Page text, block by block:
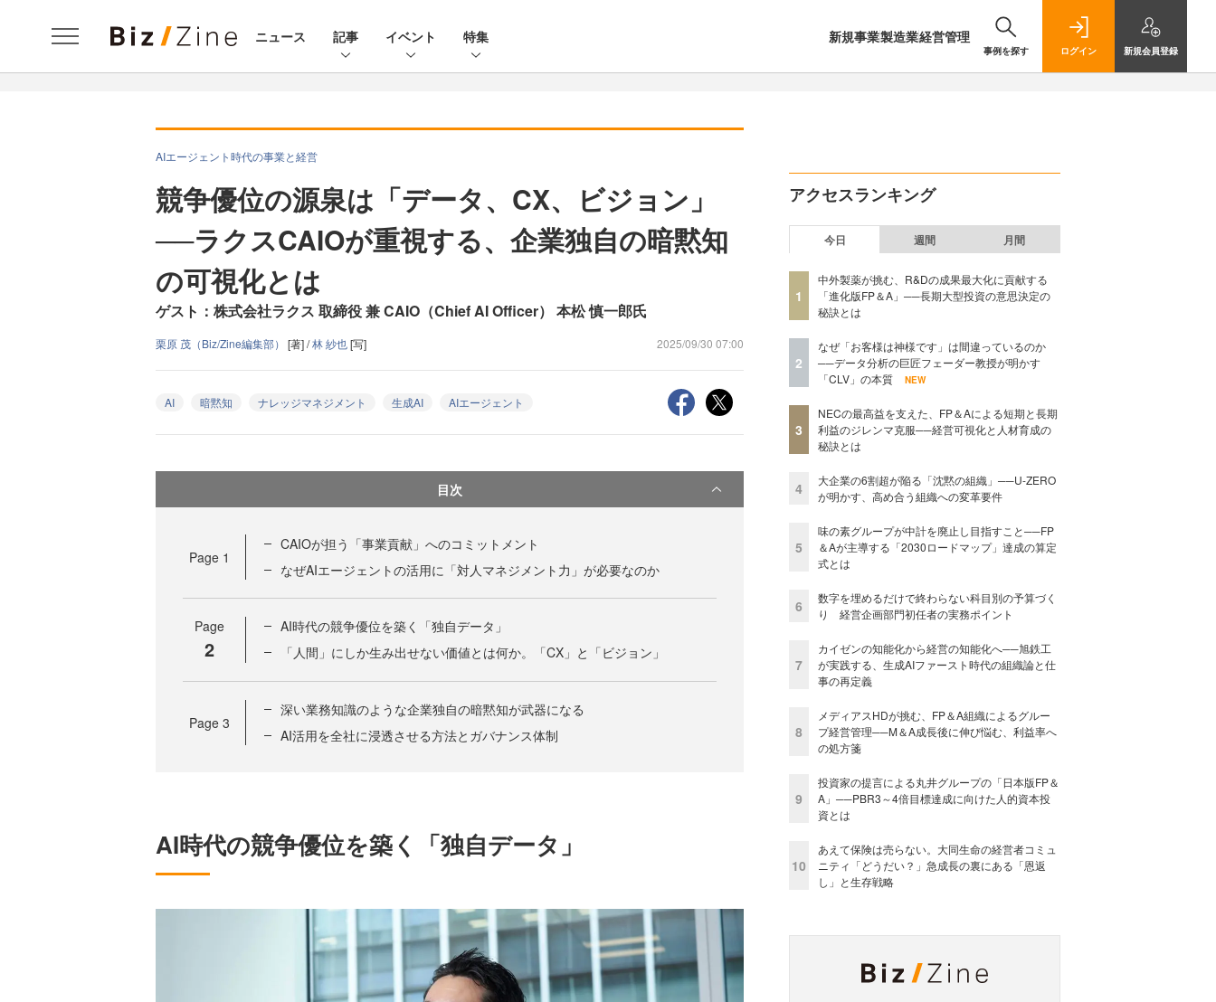
ニュース 記事 イベント 特集 新規事業製造業経営管理
事例を探す ログイン 新規会員登録
AIエージェント時代の事業と経営
競争優位の源泉は「データ、CX、ビジョン」
──ラクスCAIOが重視する、企業独自の暗黙知
の可視化とは
ゲスト：株式会社ラクス 取締役 兼 CAIO（Chief AI Officer） 本松 慎一郎氏
栗原 茂（Biz/Zine編集部） [著] /林 紗也[写] 2025/09/30 07:00
AI 暗黙知 ナレッジマネジメント 生成AI AIエージェント
目次
Page 1
CAIOが担う「事業貢献」へのコミットメント
なぜAIエージェントの活用に「対人マネジメント力」が必要なのか
Page
2
AI時代の競争優位を築く「独自データ」
「人間」にしか生み出せない価値とは何か。「CX」と「ビジョン」
Page 3
深い業務知識のような企業独自の暗黙知が武器になる
AI活用を全社に浸透させる方法とガバナンス体制
AI時代の競争優位を築く「独自データ」
アクセスランキング
今日 週間 月間
1
中外製薬が挑む、R&Dの成果最大化に貢献する
「進化版FP＆A」──長期大型投資の意思決定の
秘訣とは
2
なぜ「お客様は神様です」は間違っているのか
──データ分析の巨匠フェーダー教授が明かす
「CLV」の本質
NEW
3
NECの最高益を支えた、FP＆Aによる短期と長期
利益のジレンマ克服──経営可視化と人材育成の
秘訣とは
4
大企業の6割超が陥る「沈黙の組織」──U-ZERO
が明かす、高め合う組織への変革要件
5
味の素グループが中計を廃止し目指すこと──FP
＆Aが主導する「2030ロードマップ」達成の算定
式とは
6
数字を埋めるだけで終わらない科目別の予算づく
り 経営企画部門初任者の実務ポイント
7
カイゼンの知能化から経営の知能化へ──旭鉄工
が実践する、生成AIファースト時代の組織論と仕
事の再定義
8
メディアスHDが挑む、FP＆A組織によるグルー
プ経営管理──M＆A成長後に伸び悩む、利益率へ
の処方箋
9
投資家の提言による丸井グループの「日本版FP＆
A」──PBR3～4倍目標達成に向けた人的資本投
資とは
10
あえて保険は売らない。大同生命の経営者コミュ
ニティ「どうだい？」急成長の裏にある「恩返
し」と生存戦略